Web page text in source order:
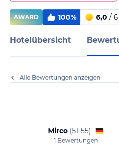
AWARD 100% 6,0 / 6
Hotelübersicht
Alle Bewertungen anzeigen
Mirco (51-55)
1 Bewertungen